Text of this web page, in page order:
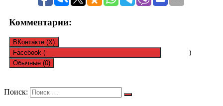
Комментарии:
ВКонтакте (X)
Facebook (
)
Обычные (0)
Оставить комментарий
Поиск: